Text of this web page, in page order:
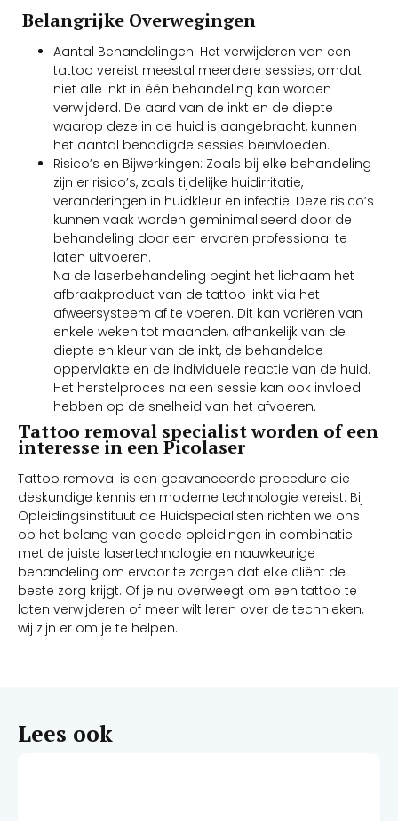
Belangrijke Overwegingen
Aantal Behandelingen: Het verwijderen van een
tattoo vereist meestal meerdere sessies, omdat
niet alle inkt in één behandeling kan worden
verwijderd. De aard van de inkt en de diepte
waarop deze in de huid is aangebracht, kunnen
het aantal benodigde sessies beïnvloeden.
Risico’s en Bijwerkingen: Zoals bij elke behandeling
zijn er risico’s, zoals tijdelijke huidirritatie,
veranderingen in huidkleur en infectie. Deze risico’s
kunnen vaak worden geminimaliseerd door de
behandeling door een ervaren professional te
laten uitvoeren.
Na de laserbehandeling begint het lichaam het
afbraakproduct van de tattoo-inkt via het
afweersysteem af te voeren. Dit kan variëren van
enkele weken tot maanden, afhankelijk van de
diepte en kleur van de inkt, de behandelde
oppervlakte en de individuele reactie van de huid.
Het herstelproces na een sessie kan ook invloed
hebben op de snelheid van het afvoeren.
Tattoo removal specialist worden of een
interesse in een Picolaser
Tattoo removal is een geavanceerde procedure die
deskundige kennis en moderne technologie vereist. Bij
Opleidingsinstituut de Huidspecialisten richten we ons
op het belang van goede opleidingen in combinatie
met de juiste lasertechnologie en nauwkeurige
behandeling om ervoor te zorgen dat elke cliënt de
beste zorg krijgt. Of je nu overweegt om een tattoo te
laten verwijderen of meer wilt leren over de technieken,
wij zijn er om je te helpen.
Lees ook